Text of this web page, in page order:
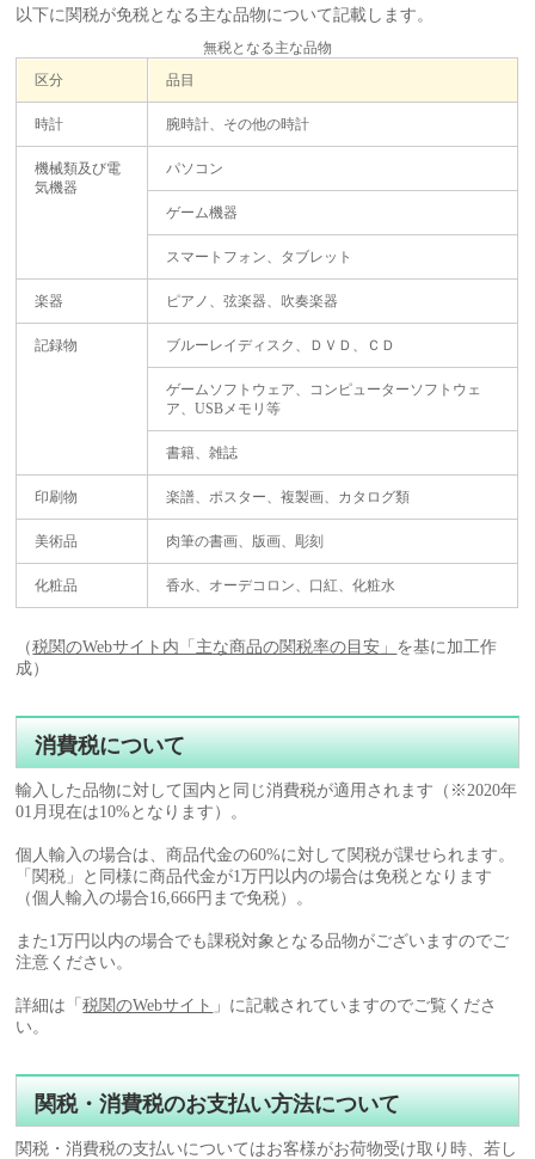
以下に関税が免税となる主な品物について記載します。
無税となる主な品物
区分
品目
時計 腕時計、その他の時計
機械類及び電
気機器
パソコン
ゲーム機器
スマートフォン、タブレット
楽器 ピアノ、弦楽器、吹奏楽器
記録物 ブルーレイディスク、ＤＶＤ、ＣＤ
ゲームソフトウェア、コンピューターソフトウェ
ア、USBメモリ等
書籍、雑誌
印刷物 楽譜、ポスター、複製画、カタログ類
美術品 肉筆の書画、版画、彫刻
化粧品 香水、オーデコロン、口紅、化粧水
（税関のWebサイト内「主な商品の関税率の目安」 を基に加工作
成）
消費税について
輸入した品物に対して国内と同じ消費税が適用されます（※2020年
01月現在は10%となります）。
個人輸入の場合は、商品代金の60%に対して関税が課せられます。
「関税」と同様に商品代金が1万円以内の場合は免税となります
（個人輸入の場合16,666円まで免税）。
また1万円以内の場合でも課税対象となる品物がございますのでご
注意ください。
詳細は「税関のWebサイト 」に記載されていますのでご覧くださ
い。
関税・消費税のお支払い方法について
関税・消費税の支払いについてはお客様がお荷物受け取り時、若し